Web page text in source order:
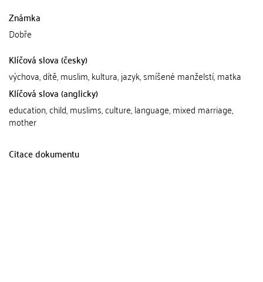
Známka
Dobře
Klíčová slova (česky)
výchova, dítě, muslim, kultura, jazyk, smíšené manželstí, matka
Klíčová slova (anglicky)
education, child, muslims, culture, language, mixed marriage,
mother
Citace dokumentu